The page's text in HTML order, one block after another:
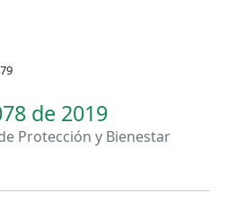
de 2019
Protección y Bienestar